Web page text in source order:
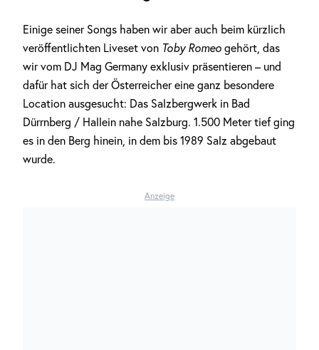
Einige seiner Songs haben wir aber auch beim kürzlich
veröffentlichten Liveset von Toby Romeo gehört, das
wir vom DJ Mag Germany exklusiv präsentieren – und
dafür hat sich der Österreicher eine ganz besondere
Location ausgesucht: Das Salzbergwerk in Bad
Dürrnberg / Hallein nahe Salzburg. 1.500 Meter tief ging
es in den Berg hinein, in dem bis 1989 Salz abgebaut
wurde.
Anzeige